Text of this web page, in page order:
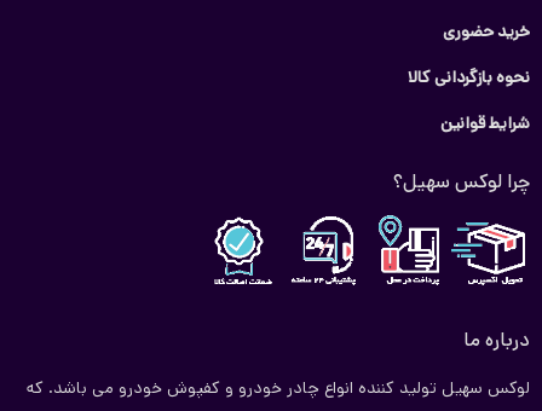
خرید حضوری
نحوه بازگردانی کالا
شرایط قوانین
چرا لوکس سهیل؟
درباره ما
لوکس سهیل تولید کننده انواع چادر خودرو و کفپوش خودرو می باشد. که